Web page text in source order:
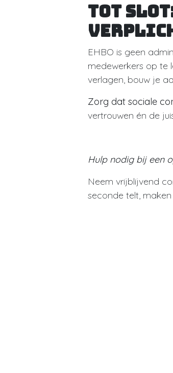
Tot slot:
EHBO is geen
medewerkers op te
verlagen, bouw je
Zorg dat sociale
vertrouwen én de
Hulp nodig bij een
Neem vrijblijvend
seconde telt,